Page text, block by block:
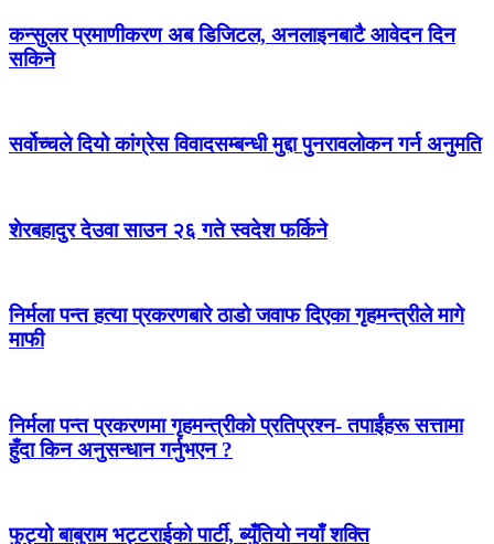
कन्सुलर प्रमाणीकरण अब डिजिटल, अनलाइनबाटै आवेदन दिन
सकिने
सर्वोच्चले दियो कांग्रेस विवादसम्बन्धी मुद्दा पुनरावलोकन गर्न अनुमति
शेरबहादुर देउवा साउन २६ गते स्वदेश फर्किने
निर्मला पन्त हत्या प्रकरणबारे ठाडो जवाफ दिएका गृहमन्त्रीले मागे
माफी
निर्मला पन्त प्रकरणमा गृहमन्त्रीको प्रतिप्रश्न- तपाईंहरू सत्तामा
हुँदा किन अनुसन्धान गर्नुभएन ?
फुट्यो बाबुराम भट्टराईको पार्टी, ब्युँतियो नयाँ शक्ति